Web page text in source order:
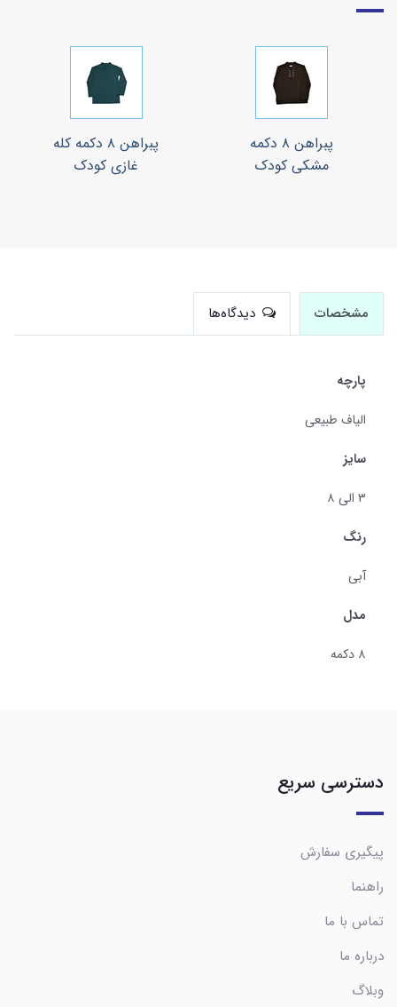
پبراهن ۸ دکمه
مشکی کودک
پبراهن ۸ دکمه کله
غازی کودک
مشخصات دیدگاه‌ها
پارچه
الیاف طبیعی
سایز
۳ الی ۸
رنگ
آبی
مدل
۸ دکمه
دسترسی سریع
پیگیری سفارش
راهنما
تماس با ما
درباره ما
وبلاگ